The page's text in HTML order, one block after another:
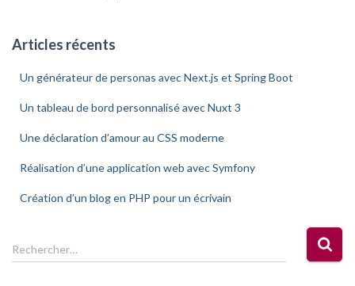
Articles récents
Un générateur de personas avec Next.js et Spring Boot
Un tableau de bord personnalisé avec Nuxt 3
Une déclaration d’amour au CSS moderne
Réalisation d’une application web avec Symfony
Création d’un blog en PHP pour un écrivain
e
Rechercher…